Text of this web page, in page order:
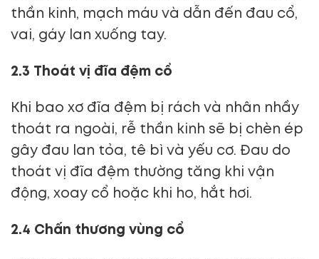
thần kinh, mạch máu và dẫn đến đau cổ,
vai, gáy lan xuống tay.
2.3 Thoát vị đĩa đệm cổ
Khi bao xơ đĩa đệm bị rách và nhân nhầy
thoát ra ngoài, rễ thần kinh sẽ bị chèn ép
gây đau lan tỏa, tê bì và yếu cơ. Đau do
thoát vị đĩa đệm thường tăng khi vận
động, xoay cổ hoặc khi ho, hắt hơi.
2.4 Chấn thương vùng cổ